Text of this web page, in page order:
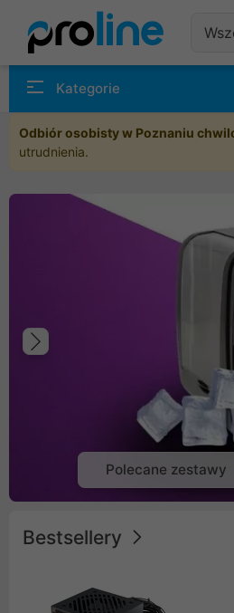
Kategorie
Odbiór osobisty w Poznaniu
utrudnienia.
Poprzedni
Polecane zestawy
Bestsellery